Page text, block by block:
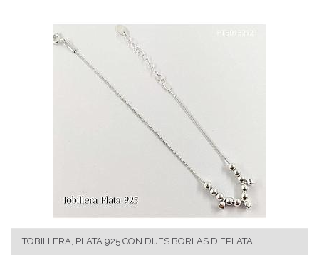
TOBILLERA, PLATA 925 CON DIJES BORLAS D EPLATA